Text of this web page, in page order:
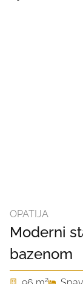
OPATIJA
Moderni
bazenom
2